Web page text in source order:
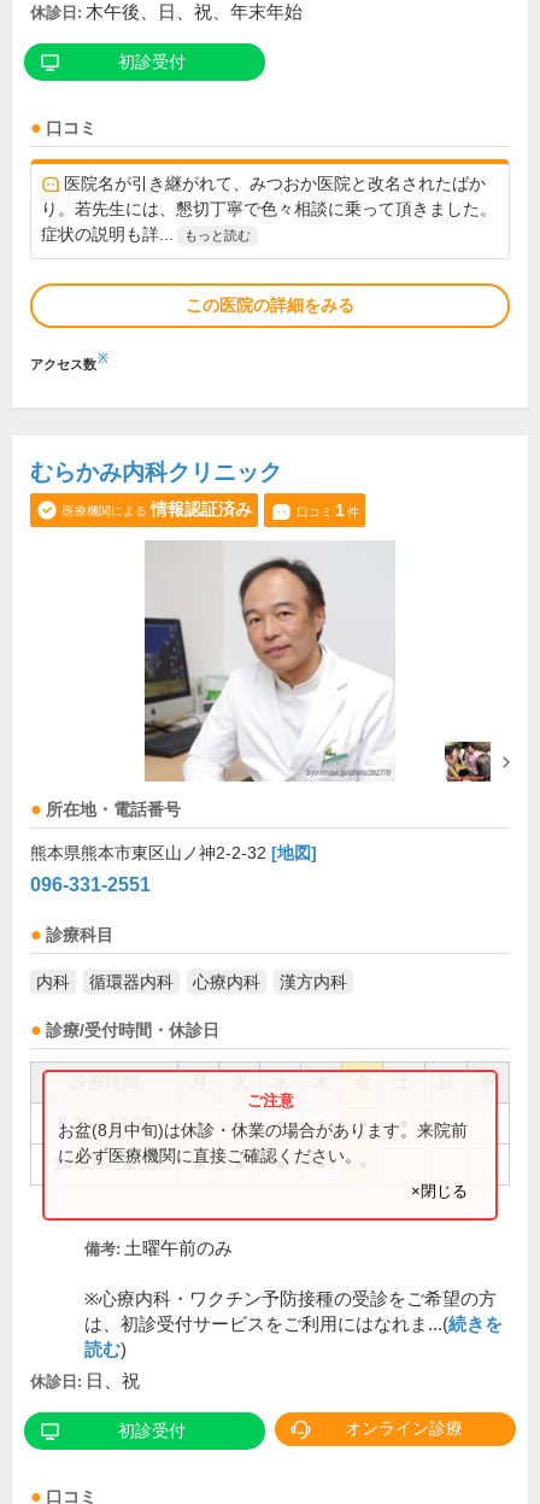
休診日: 木午後、日、祝、年末年始
初診受付
口コミ
医院名が引き継がれて、みつおか医院と改名されたばか
り。若先生には、懇切丁寧で色々相談に乗って頂きました。
症状の説明も詳...
もっと読む
この医院の詳細をみる
アクセス数※
むらかみ内科クリニック
医療機関による 情報認証済み 口コミ 1件
所在地・電話番号
熊本県熊本市東区山ノ神2-2-32 [地図]
096-331-2551
診療科目
内科 循環器内科 心療内科 漢方内科
診療/受付時間・休診日
8:30～12:00 ● ● ● ● ●
14:30～18:00 ● ● ● ●
お盆(8月中旬)は休診・休業の場合があります。来院前
に必ず医療機関に直接ご確認ください。
×閉じる
備考: 土曜午前のみ
※心療内科・ワクチン予防接種の受診をご希望の方
は、初診受付サービスをご利用にはなれま...(続きを
読む)
休診日: 日、祝
初診受付 オンライン診療
口コミ